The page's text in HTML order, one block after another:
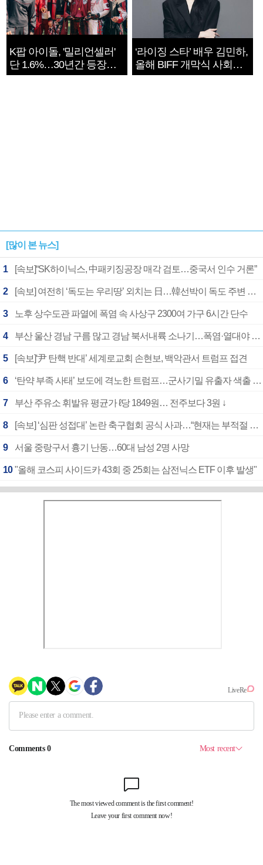
K팝 아이돌, '밀리언셀러'
단 1.6%…30년간 등장
1182개팀 전수조사
‘라이징 스타’ 배우 김민하,
올해 BIFF 개막식 사회자
확정
[많이 본 뉴스]
1 [속보]“SK하이닉스, 中패키징공장 매각 검토…중국서 인수 거론”
2 [속보] 여전히 ‘독도는 우리땅’ 외치는 日…韓선박이 독도 주변 해양조사 활동하자 반발
3 노후 상수도관 파열에 폭염 속 사상구 2300여 가구 6시간 단수
4 부산 울산 경남 구름 많고 경남 북서내륙 소나기…폭염·열대야 계속
5 [속보]‘尹 탄핵 반대’ 세계로교회 손현보, 백악관서 트럼프 접견
6 ‘탄약 부족 사태’ 보도에 격노한 트럼프…군사기밀 유출자 색출 지시
7 부산 주유소 휘발유 평균가 ℓ당 1849원… 전주보다 3원 ↓
8 [속보] ‘심판 성접대’ 논란 축구협회 공식 사과…“현재는 부적절 행위 없어”
9 서울 중랑구서 흉기 난동…60대 남성 2명 사망
10 "올해 코스피 사이드카 43회 중 25회는 삼전닉스 ETF 이후 발생"